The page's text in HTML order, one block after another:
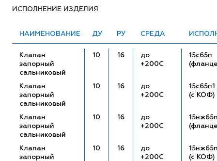
ИСПОЛНЕНИЕ ИЗДЕЛИЯ
НАИМЕНОВАНИЕ ДУ РУ СРЕДА
Клапан
запорный
сальниковый
10 16
до
+200С
15с65п
Клапан
запорный
сальниковый
10 16
до
+200С
15с65п1
(с КОФ)
Клапан
запорный
сальниковый
10 16
до
+200С
Клапан
запорный
10 16
до
+200С
(с КОФ)